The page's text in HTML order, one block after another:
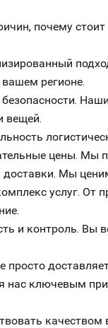
почему
регионе.
безопасности.
вещей.
цены. Мы
доставки. Мы
услуг. От
и контроль. Вы
просто
нас ключевым